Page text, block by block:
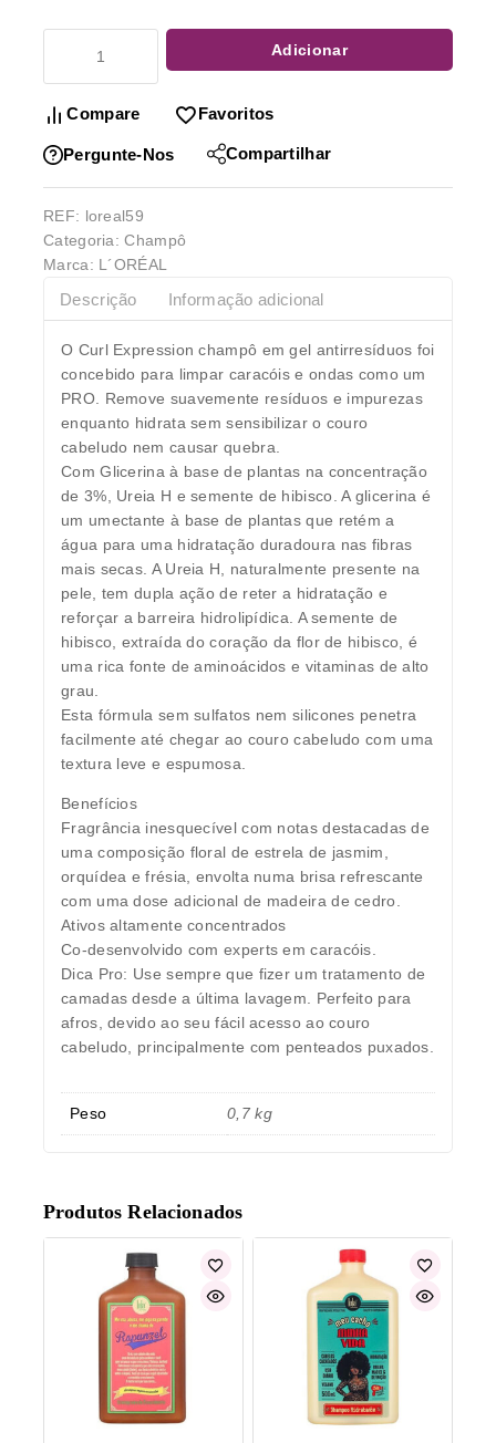
Adicionar
Compare Favoritos
Pergunte-Nos Compartilhar
REF: loreal59
Categoria:Champô
Marca: L´ORÉAL
Descrição Informação adicional
O Curl Expression champô em gel antirresíduos foi
concebido para limpar caracóis e ondas como um
PRO. Remove suavemente resíduos e impurezas
enquanto hidrata sem sensibilizar o couro
cabeludo nem causar quebra.
Com Glicerina à base de plantas na concentração
de 3%, Ureia H e semente de hibisco. A glicerina é
um umectante à base de plantas que retém a
água para uma hidratação duradoura nas fibras
mais secas. A Ureia H, naturalmente presente na
pele, tem dupla ação de reter a hidratação e
reforçar a barreira hidrolipídica. A semente de
hibisco, extraída do coração da flor de hibisco, é
uma rica fonte de aminoácidos e vitaminas de alto
grau.
Esta fórmula sem sulfatos nem silicones penetra
facilmente até chegar ao couro cabeludo com uma
textura leve e espumosa.
Benefícios
Fragrância inesquecível com notas destacadas de
uma composição floral de estrela de jasmim,
orquídea e frésia, envolta numa brisa refrescante
com uma dose adicional de madeira de cedro.
Ativos altamente concentrados
Co-desenvolvido com experts em caracóis.
Dica Pro: Use sempre que fizer um tratamento de
camadas desde a última lavagem. Perfeito para
afros, devido ao seu fácil acesso ao couro
cabeludo, principalmente com penteados puxados.
Peso 0,7 kg
Produtos Relacionados